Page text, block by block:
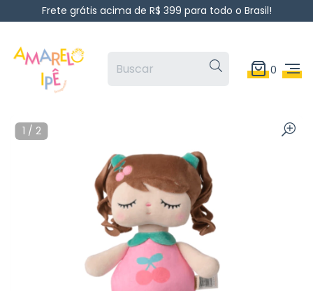
Frete grátis acima de R$ 399 para todo o Brasil!
0
1 / 2